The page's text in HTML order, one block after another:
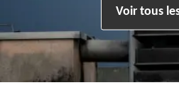
Voir tous